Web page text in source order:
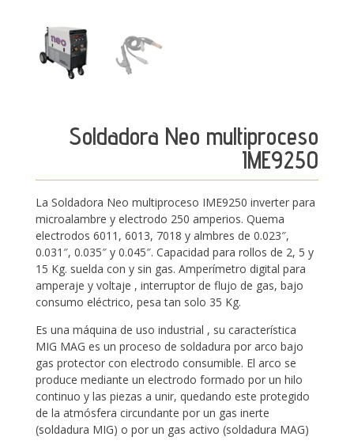
Soldadora Neo multiproceso
IME9250
La Soldadora Neo multiproceso IME9250 inverter para
microalambre y electrodo 250 amperios. Quema
electrodos 6011, 6013, 7018 y almbres de 0.023″,
0.031″, 0.035″ y 0.045″. Capacidad para rollos de 2, 5 y
15 Kg. suelda con y sin gas. Amperímetro digital para
amperaje y voltaje , interruptor de flujo de gas, bajo
consumo eléctrico, pesa tan solo 35 Kg.
Es una máquina de uso industrial , su característica
MIG MAG es un proceso de soldadura por arco bajo
gas protector con electrodo consumible. El arco se
produce mediante un electrodo formado por un hilo
continuo y las piezas a unir, quedando este protegido
de la atmósfera circundante por un gas inerte
(soldadura MIG) o por un gas activo (soldadura MAG)